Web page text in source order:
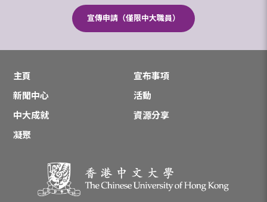
宣傳申請（僅限中大職員）
主頁
宣布事項
新聞中心
活動
中大成就
資源分享
凝聚